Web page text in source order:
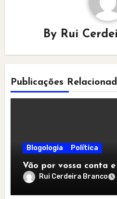
By Rui
Publicações
Blogologia Política
Vão por vossa conta
Rui Cerdeira Branco